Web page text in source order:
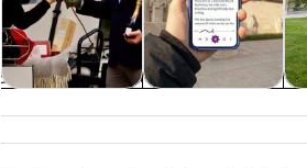
excursiones de
un día